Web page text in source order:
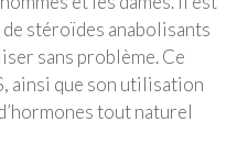
stéroïdes anabolisants
sans problème. Ce
ainsi que son utilisation
tout naturel